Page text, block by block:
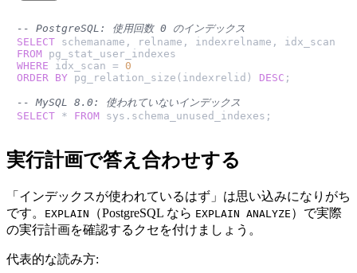
-- PostgreSQL: 使用回数 0 のインデックス
SELECT
FROM
WHERE idx_scan =
0
ORDER
BY pg_relation_size(indexrelid) DESC ;
-- MySQL 8.0: 使われていないインデックス
SELECT * FROM sys.schema_unused_indexes;
実行計画で答え合わせする
「インデックスが使われているはず」は思い込みになりがち
です。
EXPLAIN （PostgreSQL なら EXPLAIN ANALYZE ）で実際
の実行計画を確認するクセを付けましょう。
代表的な読み方: